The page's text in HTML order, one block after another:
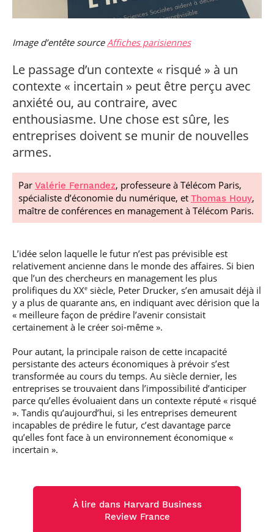
S’engager à Télécom
Paris
responsable : nos
Parcours Numérique
Enquête 1er emploi
Corps des Mines
donnant accès aux
l’État
Artificielle en
alternance
Expert
réseaux et des
systèmes
d’information
Intelligence
Artificielle – Expert
Data & MLops
Intelligence
multimodale et
autonome
Je suis élève en
situation de
préparez votre
arrivée
Financement
Entreprises &
solutions Mastère
contacts
Événements des
formations de
professionnel
• Journaliste
• Diplômé
• Créateur d’entreprise
Image d’entête source Affiches parisiennes
Le passage d’un contexte « risqué » à un
contexte « incertain » peut être perçu avec
anxiété ou, au contraire, avec
enthousiasme. Une chose est sûre, les
entreprises doivent se munir de nouvelles
armes.
Par Valérie Fernandez, professeure à Télécom Paris,
spécialiste d’économie du numérique, et Thomas Houy,
maître de conférences en management à Télécom Paris.
L’idée selon laquelle le futur n’est pas prévisible est
relativement ancienne dans le monde des affaires. Si bien
que l’un des chercheurs en management les plus
prolifiques du XXe siècle, Peter Drucker, s’en amusait déjà il
y a plus de quarante ans, en indiquant avec dérision que la
« meilleure façon de prédire l’avenir consistait
certainement à le créer soi-même ».
Pour autant, la principale raison de cette incapacité
persistante des acteurs économiques à prévoir s’est
transformée au cours du temps. Au siècle dernier, les
entreprises se trouvaient dans l’impossibilité d’anticiper
parce qu’elles évoluaient dans un contexte réputé « risqué
». Tandis qu’aujourd’hui, si les entreprises demeurent
incapables de prédire le futur, c’est davantage parce
qu’elles font face à un environnement économique «
incertain ».
À lire dans Harvard Business
Review France